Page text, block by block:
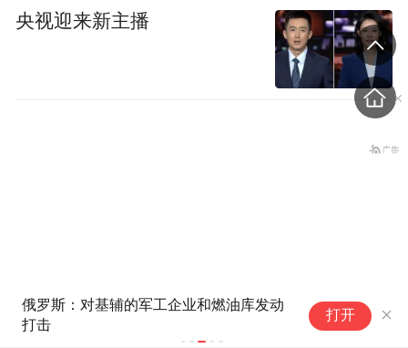
俄罗斯：对基辅的军工企业和燃油库发动
打击
大
打开
央视迎来新主播